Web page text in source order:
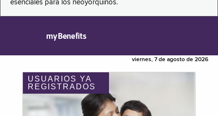
esenciales para los neoyorquinos.
myBenefits
viernes, 7 de agosto de 2026
USUARIOS YA
REGISTRADOS